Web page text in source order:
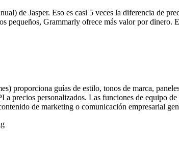
de Jasper. Eso es casi 5 veces la diferencia de
pequeños, Grammarly ofrece más valor por dinero.
proporciona guías de estilo, tonos de marca,
precios personalizados. Las funciones de equipo
de marketing o comunicación empresarial